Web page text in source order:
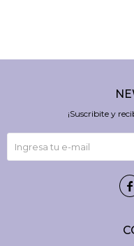
¡Suscribite y
